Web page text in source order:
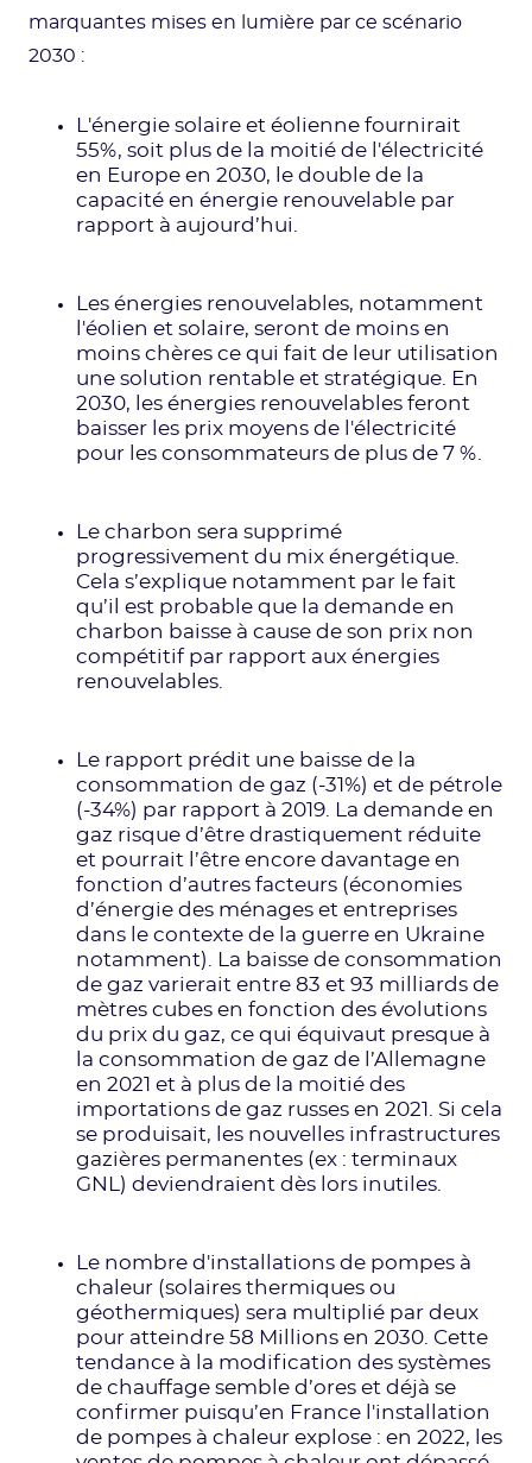
marquantes mises en lumière par ce scénario
2030 :
L'énergie solaire et éolienne fournirait
55%, soit plus de la moitié de l'électricité
en Europe en 2030, le double de la
capacité en énergie renouvelable par
rapport à aujourd’hui.
Les énergies renouvelables, notamment
l'éolien et solaire, seront de moins en
moins chères ce qui fait de leur utilisation
une solution rentable et stratégique. En
2030, les énergies renouvelables feront
baisser les prix moyens de l'électricité
pour les consommateurs de plus de 7 %.
Le charbon sera supprimé
progressivement du mix énergétique.
Cela s’explique notamment par le fait
qu’il est probable que la demande en
charbon baisse à cause de son prix non
compétitif par rapport aux énergies
renouvelables.
Le rapport prédit une baisse de la
consommation de gaz (-31%) et de pétrole
(-34%) par rapport à 2019. La demande en
gaz risque d’être drastiquement réduite
et pourrait l’être encore davantage en
fonction d’autres facteurs (économies
d’énergie des ménages et entreprises
dans le contexte de la guerre en Ukraine
notamment). La baisse de consommation
de gaz varierait entre 83 et 93 milliards de
mètres cubes en fonction des évolutions
du prix du gaz, ce qui équivaut presque à
la consommation de gaz de l’Allemagne
en 2021 et à plus de la moitié des
importations de gaz russes en 2021. Si cela
se produisait, les nouvelles infrastructures
gazières permanentes (ex : terminaux
GNL) deviendraient dès lors inutiles.
Le nombre d'installations de pompes à
chaleur (solaires thermiques ou
géothermiques) sera multiplié par deux
pour atteindre 58 Millions en 2030. Cette
tendance à la modification des systèmes
de chauffage semble d’ores et déjà se
confirmer puisqu’en France l'installation
de pompes à chaleur explose : en 2022, les